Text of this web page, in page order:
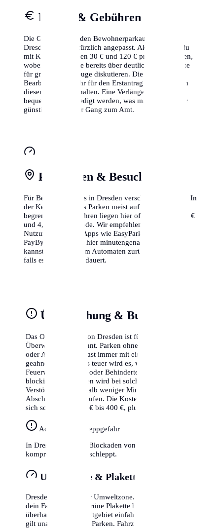
Kosten & Gebühren
Die Gebühren für den Bewohnerparkausweis in
Dresden wurden kürzlich angepasst. Aktuell musst du
mit Kosten zwischen 30 € und 120 € pro Jahr rechnen,
wobei einige Städte bereits über deutlich höhere Sätze
für größere Fahrzeuge diskutieren. Die
Bearbeitungsgebühr für den Erstantrag ist meistens in
diesem Betrag enthalten. Eine Verlängerung kann oft
bequem online erledigt werden, was manchmal sogar
günstiger ist als der Gang zum Amt.
Parkzonen & Besuchsparken
Für Besucher gibt es in Dresden verschiedene Zonen. In
der Kernstadt ist das Parken meist auf 2-3 Stunden
begrenzt. Die Gebühren liegen hier oft zwischen 1,50 €
und 4,00 € pro Stunde. Wir empfehlen dringend die
Nutzung von Park-Apps wie EasyPark oder
PayByPhone, da du hier minutengenau abrechnen
kannst und nicht zum Automaten zurücklaufen musst,
falls es doch länger dauert.
Überwachung & Bußgelder
Das Ordnungsamt von Dresden ist für seine strikte
Überwachung bekannt. Parken ohne gültigen Schein
oder Ausweis wird fast immer mit einem Knöllchen
geahndet. Besonders teuer wird es, wenn du Radwege,
Feuerwehrzufahrten oder Behindertenparkplätze
blockierst. In Dresden wird bei solchen schweren
Verstößen oft innerhalb weniger Minuten der
Abschleppdienst gerufen. Die Kosten hierfür belaufen
sich schnell auf 250 € bis 400 €, plus das Bußgeld.
Achtung Abschleppgefahr
In Dresden wird bei Blockaden von Rettungswegen
kompromisslos abgeschleppt.
Umweltzone & Plakette
Dresden liegt in einer Umweltzone. Das bedeutet, dass
dein Fahrzeug eine grüne Plakette benötigt, um
überhaupt in das Stadtgebiet einfahren zu dürfen. Dies
gilt unabhängig vom Parken. Fahrzeuge ohne Plakette